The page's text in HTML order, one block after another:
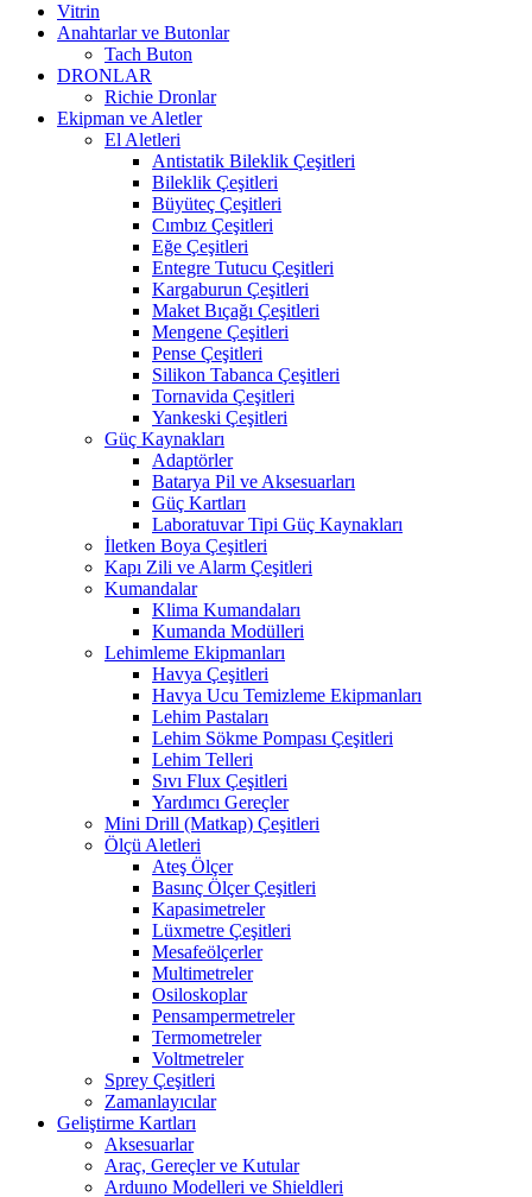
Vitrin
Anahtarlar ve Butonlar
Tach Buton
DRONLAR
Richie Dronlar
Ekipman ve Aletler
El Aletleri
Antistatik Bileklik Çeşitleri
Bileklik Çeşitleri
Büyüteç Çeşitleri
Cımbız Çeşitleri
Eğe Çeşitleri
Entegre Tutucu Çeşitleri
Kargaburun Çeşitleri
Maket Bıçağı Çeşitleri
Mengene Çeşitleri
Pense Çeşitleri
Silikon Tabanca Çeşitleri
Tornavida Çeşitleri
Yankeski Çeşitleri
Güç Kaynakları
Adaptörler
Batarya Pil ve Aksesuarları
Güç Kartları
Laboratuvar Tipi Güç Kaynakları
İletken Boya Çeşitleri
Kapı Zili ve Alarm Çeşitleri
Kumandalar
Klima Kumandaları
Kumanda Modülleri
Lehimleme Ekipmanları
Havya Çeşitleri
Havya Ucu Temizleme Ekipmanları
Lehim Pastaları
Lehim Sökme Pompası Çeşitleri
Lehim Telleri
Sıvı Flux Çeşitleri
Yardımcı Gereçler
Mini Drill (Matkap) Çeşitleri
Ölçü Aletleri
Ateş Ölçer
Basınç Ölçer Çeşitleri
Kapasimetreler
Lüxmetre Çeşitleri
Mesafeölçerler
Multimetreler
Osiloskoplar
Pensampermetreler
Termometreler
Voltmetreler
Sprey Çeşitleri
Zamanlayıcılar
Geliştirme Kartları
Aksesuarlar
Araç, Gereçler ve Kutular
Arduıno Modelleri ve Shieldleri